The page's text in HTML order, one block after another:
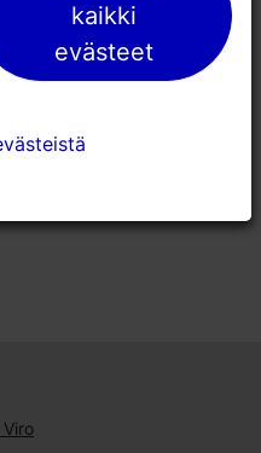
Leipomo-
ravintola
kaikki
evästeet
kaikki
evästeet